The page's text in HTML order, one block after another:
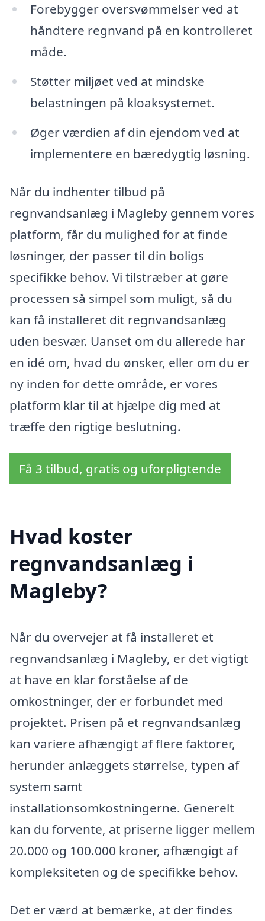
Forebygger oversvømmelser ved at
håndtere regnvand på en kontrolleret
måde.
Støtter miljøet ved at mindske
belastningen på kloaksystemet.
Øger værdien af din ejendom ved at
implementere en bæredygtig løsning.
Når du indhenter tilbud på
regnvandsanlæg i Magleby gennem vores
platform, får du mulighed for at finde
løsninger, der passer til din boligs
specifikke behov. Vi tilstræber at gøre
processen så simpel som muligt, så du
kan få installeret dit regnvandsanlæg
uden besvær. Uanset om du allerede har
en idé om, hvad du ønsker, eller om du er
ny inden for dette område, er vores
platform klar til at hjælpe dig med at
træffe den rigtige beslutning.
Få 3 tilbud, gratis og uforpligtende
Hvad koster
regnvandsanlæg i
Magleby?
Når du overvejer at få installeret et
regnvandsanlæg i Magleby, er det vigtigt
at have en klar forståelse af de
omkostninger, der er forbundet med
projektet. Prisen på et regnvandsanlæg
kan variere afhængigt af flere faktorer,
herunder anlæggets størrelse, typen af
system samt
installationsomkostningerne. Generelt
kan du forvente, at priserne ligger mellem
20.000 og 100.000 kroner, afhængigt af
kompleksiteten og de specifikke behov.
Det er værd at bemærke, at der findes